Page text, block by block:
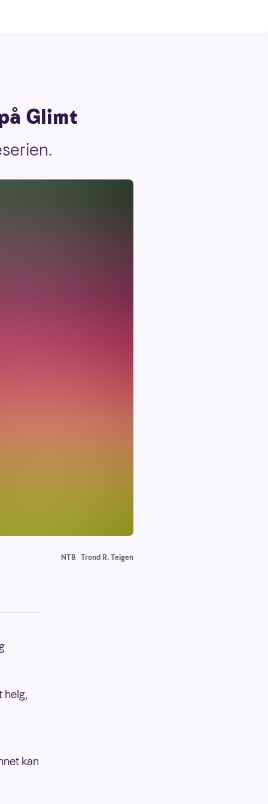
Glimt
NTB Trond R. Teigen
helg,
kan